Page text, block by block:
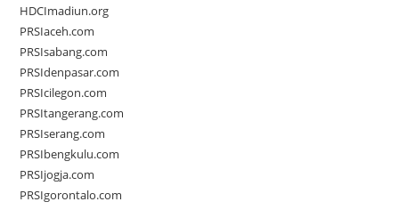
HDCImadiun.org
PRSIaceh.com
PRSIsabang.com
PRSIdenpasar.com
PRSIcilegon.com
PRSItangerang.com
PRSIserang.com
PRSIbengkulu.com
PRSIjogja.com
PRSIgorontalo.com